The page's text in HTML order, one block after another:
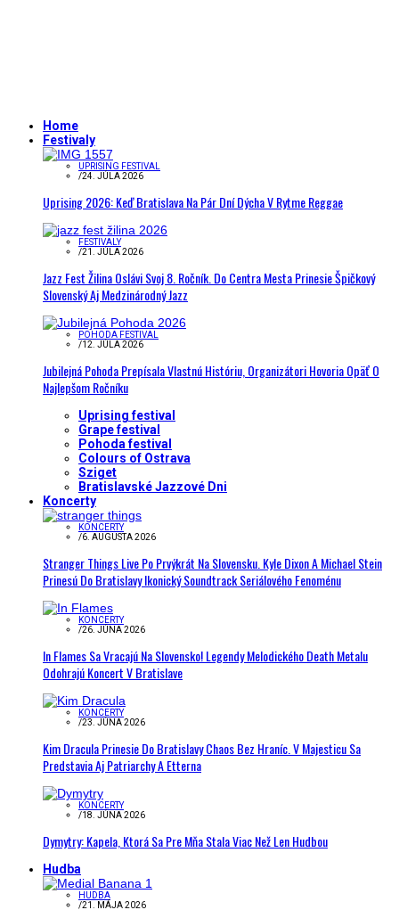
Home
Festivaly
UPRISING FESTIVAL
/24. JÚLA 2026
Uprising 2026: Keď Bratislava Na Pár Dní Dýcha V Rytme Reggae
FESTIVALY
/21. JÚLA 2026
Jazz Fest Žilina Oslávi Svoj 8. Ročník. Do Centra Mesta Prinesie Špičkový
Slovenský Aj Medzinárodný Jazz
POHODA FESTIVAL
/12. JÚLA 2026
Jubilejná Pohoda Prepísala Vlastnú Históriu, Organizátori Hovoria Opäť O
Najlepšom Ročníku
Uprising festival
Grape festival
Pohoda festival
Colours of Ostrava
Sziget
Bratislavské Jazzové Dni
Koncerty
KONCERTY
/6. AUGUSTA 2026
Stranger Things Live Po Prvýkrát Na Slovensku. Kyle Dixon A Michael Stein
Prinesú Do Bratislavy Ikonický Soundtrack Seriálového Fenoménu
KONCERTY
/26. JÚNA 2026
In Flames Sa Vracajú Na Slovensko! Legendy Melodického Death Metalu
Odohrajú Koncert V Bratislave
KONCERTY
/23. JÚNA 2026
Kim Dracula Prinesie Do Bratislavy Chaos Bez Hraníc. V Majesticu Sa
Predstavia Aj Patriarchy A Etterna
KONCERTY
/18. JÚNA 2026
Dymytry: Kapela, Ktorá Sa Pre Mňa Stala Viac Než Len Hudbou
Hudba
HUDBA
/21. MÁJA 2026